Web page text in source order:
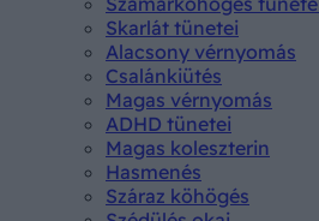
Skarlát tünetei
Alacsony vérnyomás
Csalánkiütés
Magas vérnyomás
ADHD tünetei
Magas koleszterin
Hasmenés
Száraz köhögés